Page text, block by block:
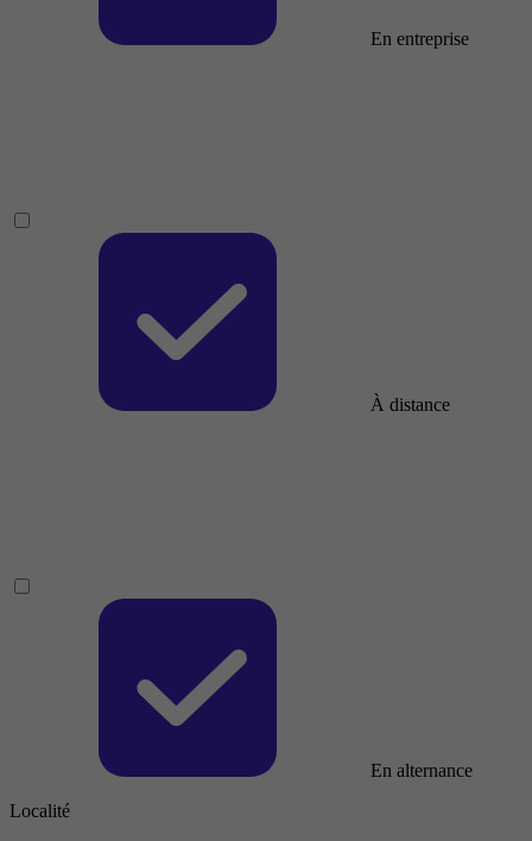
En entreprise
À distance
En alternance
Localité